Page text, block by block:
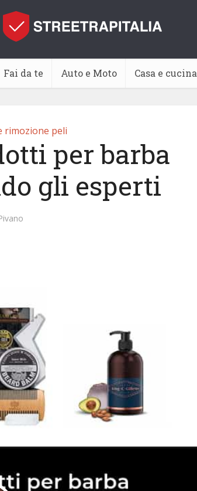
Fai da te Auto e Moto Casa e cucina
rimozione peli
per barba
gli esperti